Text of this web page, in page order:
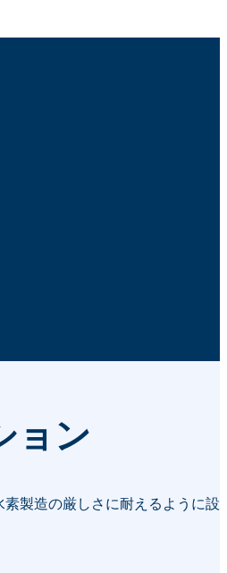
ョン
製造の厳しさに耐えるように設